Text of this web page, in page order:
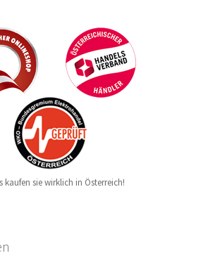
kaufen sie wirklich in Österreich!